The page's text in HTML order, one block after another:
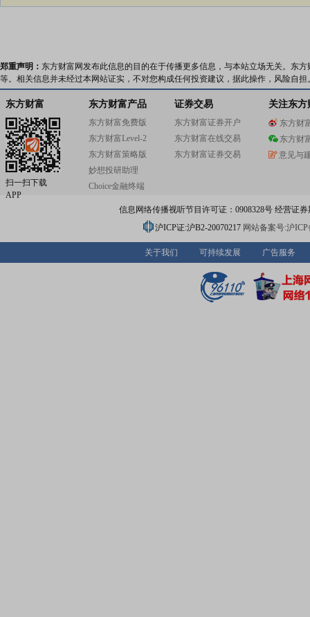
郑重声明： 东方财富网发布此信息的目的在于传播更多信息，与本站立场无关。东
等。相关信息并未经过本网站证实，不对您构成任何投资建议，据此操作，风险自担